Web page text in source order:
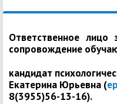
Ответственное лицо
сопровождение
кандидат
Екатерина Юрьевна (
8(3955)56-13-16).